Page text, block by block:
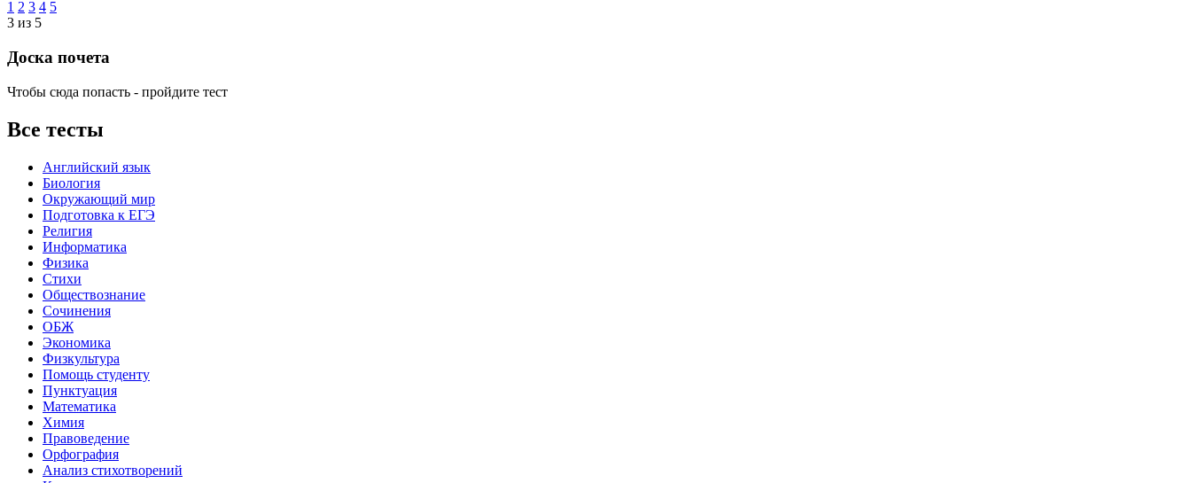
1 2 3 4 5
3 из 5
Доска почета
Чтобы сюда попасть - пройдите тест
Все тесты
Английский язык
Биология
Окружающий мир
Подготовка к ЕГЭ
Религия
Информатика
Физика
Стихи
Обществознание
Сочинения
ОБЖ
Экономика
Физкультура
Помощь студенту
Пунктуация
Математика
Химия
Правоведение
Орфография
Анализ стихотворений